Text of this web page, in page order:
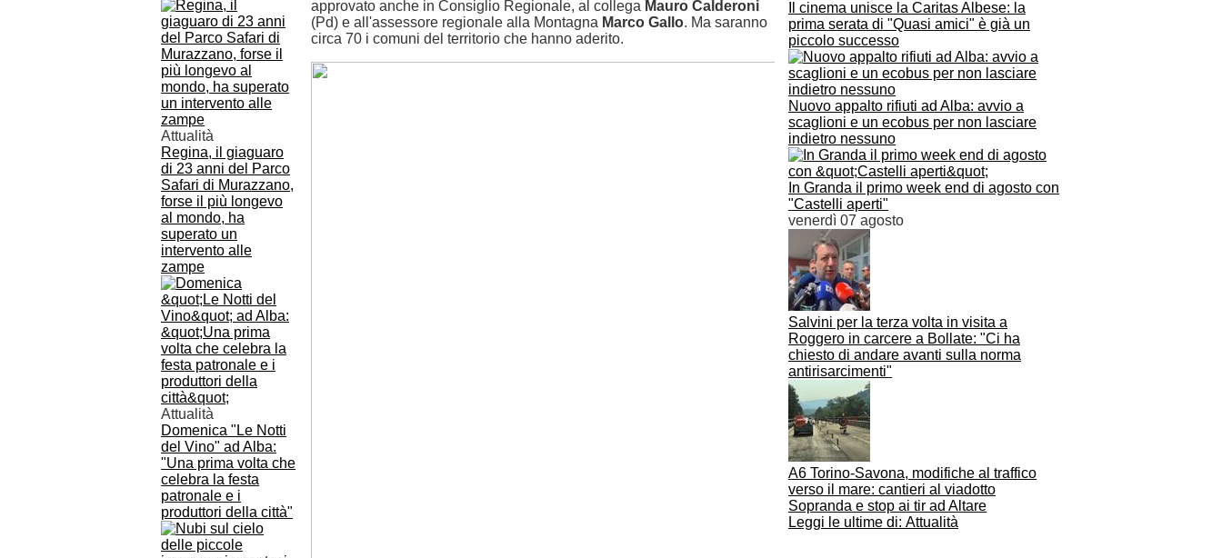
Il cinema unisce la Caritas Albese: la
prima serata di "Quasi amici" è già un
piccolo successo
Nuovo appalto rifiuti ad Alba: avvio a
scaglioni e un ecobus per non lasciare
indietro nessuno
In Granda il primo week end di agosto con
"Castelli aperti"
venerdì 07 agosto
Salvini per la terza volta in visita a
Roggero in carcere a Bollate: "Ci ha
chiesto di andare avanti sulla norma
antirisarcimenti"
A6 Torino-Savona, modifiche al traffico
verso il mare: cantieri al viadotto
Sopranda e stop ai tir ad Altare
Leggi le ultime di: Attualità
Attualità
Regina, il giaguaro
di 23 anni del Parco
Safari di Murazzano,
forse il più longevo
al mondo, ha
superato un
intervento alle
zampe
Attualità
Domenica "Le Notti
del Vino" ad Alba:
"Una prima volta che
celebra la festa
patronale e i
produttori della città"
approvato anche in Consiglio Regionale, al collega Mauro Calderoni
(Pd) e all'assessore regionale alla Montagna Marco Gallo. Ma saranno
circa 70 i comuni del territorio che hanno aderito.